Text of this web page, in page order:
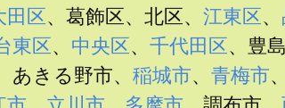
田区、葛飾区、北区、 江東区、
東区、 中央区、 千代田区、豊
あきる野市、 稲城市、 青梅市